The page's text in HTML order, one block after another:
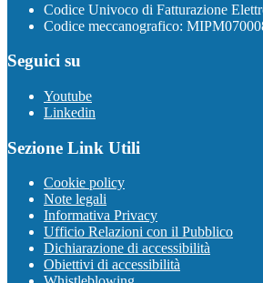
Codice Univoco di Fatturazione
Codice meccanografico:
Seguici su
Youtube
Linkedin
Sezione Link Utili
Cookie policy
Note legali
Informativa Privacy
Ufficio Relazioni con il Pubblico
Dichiarazione di accessibilità
Obiettivi di accessibilità